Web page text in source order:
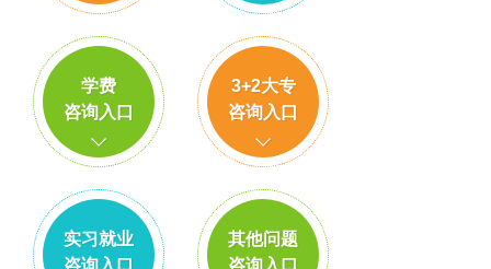
学费
咨询入口
3+2大专
咨询入口
实习就业
咨询入口
其他问题
咨询入口